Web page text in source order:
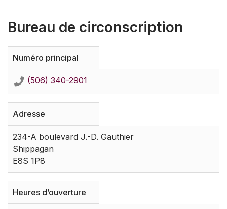
Bureau de circonscription
Numéro principal
(506) 340-2901
Adresse
234-A boulevard J.-D. Gauthier
Shippagan
E8S 1P8
Heures d’ouverture